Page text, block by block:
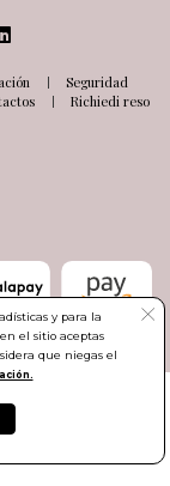
Seguridad
Richiedi reso
y para la
el sitio aceptas
que niegas el